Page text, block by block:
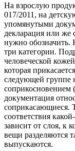
На взрослую
017/2011, на
упомянутыми
декларация или же
нужно обозначить.
три категории.
человеческой
которая
следующей группе
документация
соприкасающиеся.
соответствия
зависит от слоя, к
вещи разделяются
выпускаются.